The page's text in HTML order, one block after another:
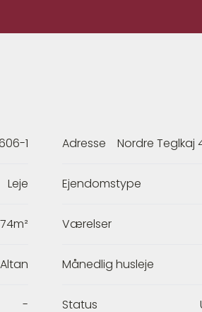
1 Adresse
Leje Ejendomstype
74m² Værelser
Altan Månedlig husleje
- Status